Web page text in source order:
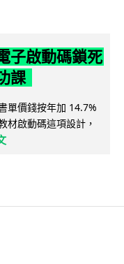
子啟動碼鎖死
課
單價錢按年加 14.7%
材啟動碼這項設計，